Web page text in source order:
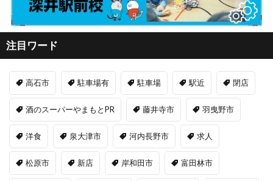
注目ワード
高石市 駐車場有 駐車場 駅近 閉店
酒のスーパーやまもとPR 藤井寺市 羽曳野市
洋食 泉大津市 河内長野市 求人
松原市 新店 岸和田市 富田林市